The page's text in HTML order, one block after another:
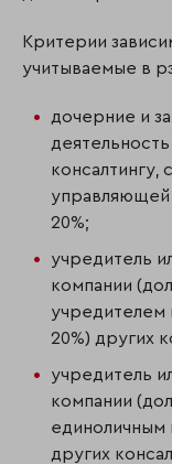
Критерии
учитываемые в
дочерние и
консалтингу,
управляющей
20%;
учредитель
компании
учредителем
20%) других
учредитель
компании
единоличным
других